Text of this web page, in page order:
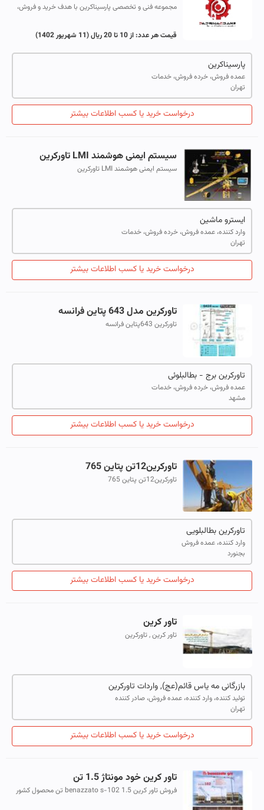
مجموعه فنی و تخصصی پارسیناکرین با هدف خرید و فروش،
قیمت هر عدد:از 10 تا 20 ریال (11 شهریور 1402)
پارسیناکرین
عمده فروش، خرده فروش، خدمات
تهران
درخواست خرید یا کسب اطلاعات بیشتر
سیستم ایمنی هوشمند LMI تاورکرین
سیستم ایمنی هوشمند LMI تاورکرین
ایسترو ماشین
وارد کننده، عمده فروش، خرده فروش، خدمات
تهران
درخواست خرید یا کسب اطلاعات بیشتر
تاورکرین مدل 643 پتاین فرانسه
تاورکرین 643پتاین فرانسه
تاورکرین برج - بطالبلوئی
عمده فروش، خرده فروش، خدمات
مشهد
درخواست خرید یا کسب اطلاعات بیشتر
تاورکرین12تن پتاین 765
تاورکرین12تن پتاین 765
تاورکرین بطالبلویی
وارد کننده، عمده فروش
بجنورد
درخواست خرید یا کسب اطلاعات بیشتر
تاور کرین
تاور کرین , تاورکرین
بازرگانی مه یاس قائم(عج), واردات تاورکرین
تولید کننده، وارد کننده، عمده فروش، صادر کننده
تهران
درخواست خرید یا کسب اطلاعات بیشتر
تاور کرین خود مونتاژ 1.5 تن
فروش تاور کرین benazzato s-102 1.5 تن محصول کشور